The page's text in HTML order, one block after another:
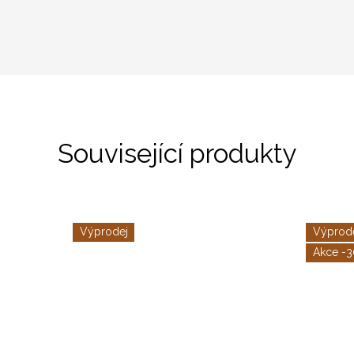
Související produkty
Výprodej
-